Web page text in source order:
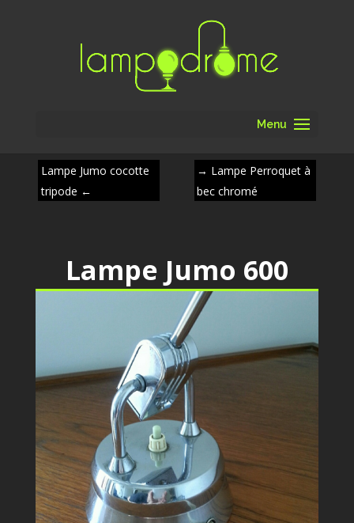
Menu
Lampe Jumo cocotte
tripode ←
→ Lampe Perroquet à
bec chromé
Lampe Jumo 600